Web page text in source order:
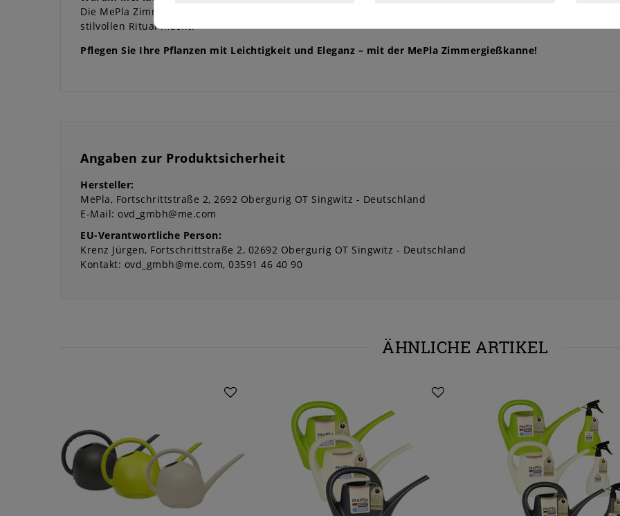
Die MePla Zimmergießkanne bietet nicht nur Zuverlässigkeit und Funktionalität, sondern auch ein
stilvollen Ritual macht.
Pflegen Sie Ihre Pflanzen mit Leichtigkeit und Eleganz – mit der MePla Zimmergießkanne!
Angaben zur Produktsicherheit
Hersteller:
MePla Fortschrittstraße 2 2692 Obergurig OT Singwitz
Deutschland
E-Mail: ovd_gmbh@me.com
EU-Verantwortliche Person:
Krenz Jürgen Fortschrittstraße 2 02692 Obergurig OT Singwitz
Deutschland
Kontakt: ovd_gmbh@me.com 03591 46 40 90
ÄHNLICHE ARTIKEL